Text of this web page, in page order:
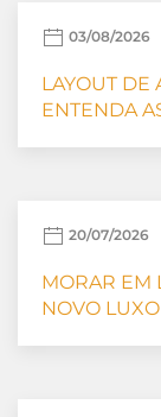
03/08/2026
LAYOUT DE
ENTENDA
20/07/2026
MORAR EM
NOVO